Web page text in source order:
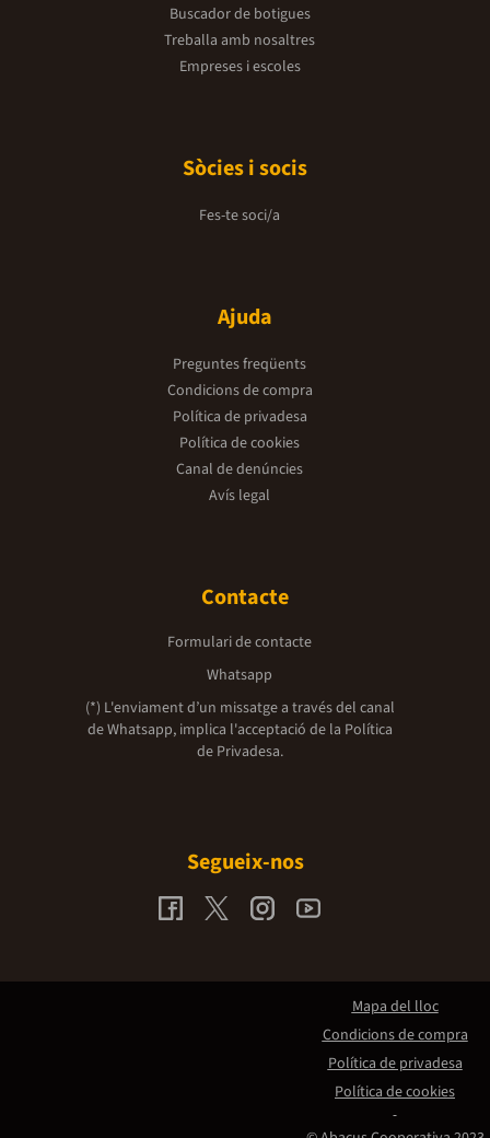
Buscador de botigues
Treballa amb nosaltres
Empreses i escoles
Sòcies i socis
Fes-te soci/a
Ajuda
Preguntes freqüents
Condicions de compra
Política de privadesa
Política de cookies
Canal de denúncies
Avís legal
Contacte
Formulari de contacte
Whatsapp
(*) L'enviament d’un missatge a través del canal
de Whatsapp, implica l'acceptació de la Política
de Privadesa.
Segueix-nos
Mapa del lloc
Condicions de compra
Política de privadesa
Política de cookies